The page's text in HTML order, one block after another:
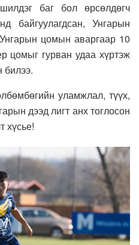
баг бол өрсөлдөгч
байгуулагдсан, Унгарын
цомын аваргаар 10
цомыг гурван удаа хүртэж
билээ.
уламжлал, түүх,
дээд лигт анх тоглосон
хүсье!